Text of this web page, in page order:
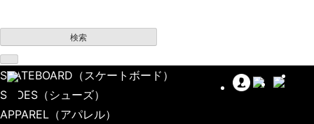
検索
SKATEBOARD （スケートボード）
SHOES （シューズ）
APPAREL （アパレル）